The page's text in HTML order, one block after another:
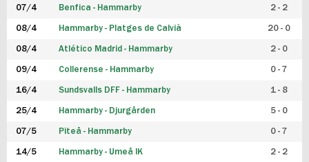
07/4 Benfica - Hammarby 2 - 2
08/4 Hammarby - Platges de Calvià 20 - 0
08/4 Atlético Madrid - Hammarby 2 - 0
09/4 Collerense - Hammarby 0 - 7
16/4 Sundsvalls DFF - Hammarby 1 - 8
25/4 Hammarby - Djurgården 5 - 0
07/5 Piteå - Hammarby 0 - 7
14/5 Hammarby - Umeå IK 2 - 2